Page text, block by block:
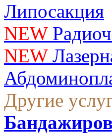
Липосакция
NEW
NEW
Другие